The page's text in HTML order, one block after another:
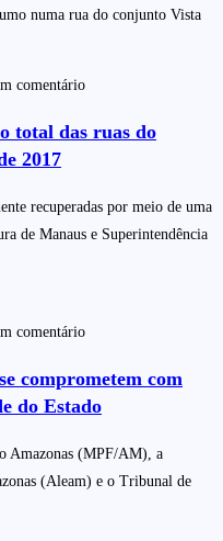
numa rua do conjunto Vista
comentário
total das ruas do
2017
recuperadas por meio de uma
de Manaus e Superintendência
comentário
comprometem com
do Estado
Amazonas (MPF/AM), a
(Aleam) e o Tribunal de